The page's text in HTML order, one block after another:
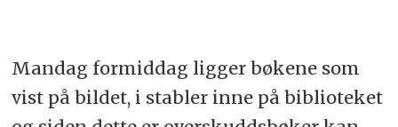
Mandag formiddag ligger bøkene som
vist på bildet, i stabler inne på biblioteket